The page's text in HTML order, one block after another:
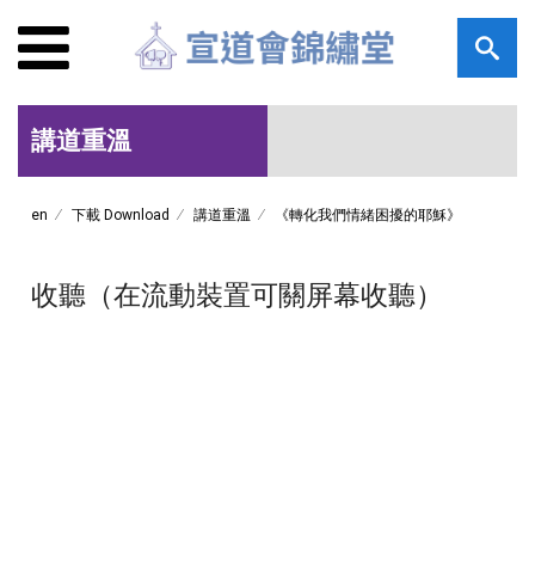
講道重溫
en 下載 Download 講道重溫 《轉化我們情緒困擾的耶穌》
收聽（在流動裝置可關屏幕收聽）